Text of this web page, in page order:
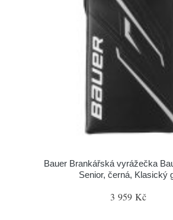
Bauer Brankářská vyrážečka
Senior, černá, Klasický
3 959 Kč